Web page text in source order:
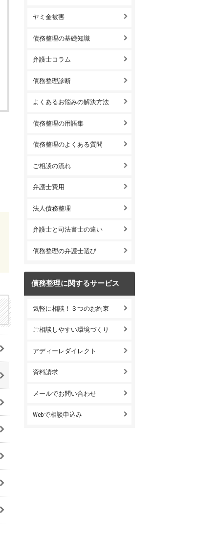
ヤミ金被害
債務整理の基礎知識
弁護士コラム
債務整理診断
よくあるお悩みの解決方法
債務整理の用語集
債務整理のよくある質問
ご相談の流れ
弁護士費用
法人債務整理
弁護士と司法書士の違い
債務整理の弁護士選び
債務整理に関するサービス
気軽に相談！３つのお約束
ご相談しやすい環境づくり
アディーレダイレクト
資料請求
メールでお問い合わせ
Webで相談申込み